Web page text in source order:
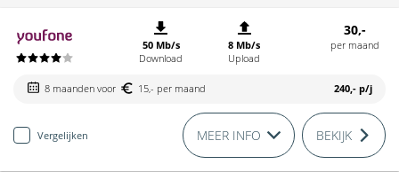
50 Mb/s
Download
8 Mb/s
Upload
30,-
per maand
8 maanden voor 15,- per maand 240,- p/j
Vergelijken MEER INFO BEKIJK